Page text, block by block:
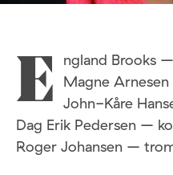
E
ngland Brooks
Magne
John-Kåre
Dag Erik Pedersen –
Roger Johansen –